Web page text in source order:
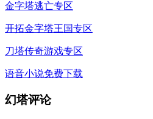
金字塔逃亡专区
开拓金字塔王国专区
刀塔传奇游戏专区
语音小说免费下载
幻塔评论